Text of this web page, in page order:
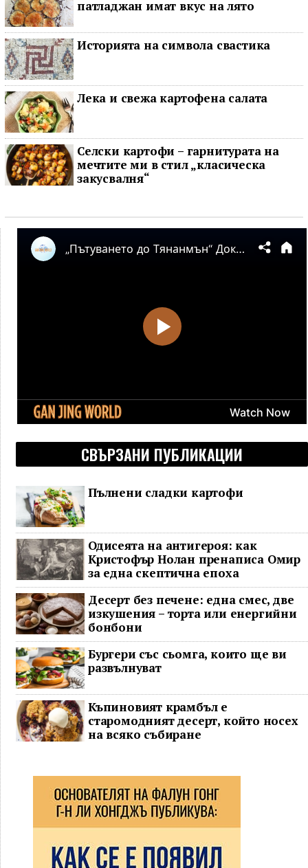
патладжан имат вкус на лято
Историята на символа свастика
Лека и свежа картофена салата
Селски картофи – гарнитурата на
мечтите ми в стил „класическа
закусвалня“
СВЪРЗАНИ ПУБЛИКАЦИИ
Пълнени сладки картофи
Одисеята на антигероя: как
Кристофър Нолан пренаписа Омир
за една скептична епоха
Десерт без печене: една смес, две
изкушения – торта или енергийни
бонбони
Бургери със сьомга, които ще ви
развълнуват
Къпиновият крамбъл е
старомодният десерт, който носех
на всяко събиране